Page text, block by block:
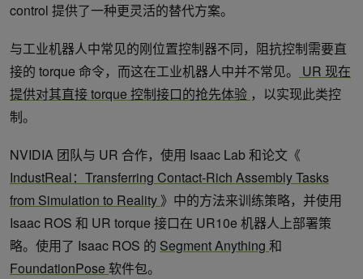
control 提供了一种更灵活的替代方案。
与工业机器人中常见的刚位置控制器不同，阻抗控制需要直
接的 torque 命令，而这在工业机器人中并不常见。
UR 现在
提供对其直接 torque 控制接口的抢先体验 ，以实现此类控
制。
NVIDIA 团队与 UR 合作，使用 Isaac Lab 和论文《
IndustReal：Transferring Contact-Rich Assembly Tasks
from Simulation to Reality》中的方法来训练策略，并使用
Isaac ROS 和 UR torque 接口在 UR10e 机器人上部署策
略。使用了 Isaac ROS 的 Segment Anything 和
FoundationPose 软件包。